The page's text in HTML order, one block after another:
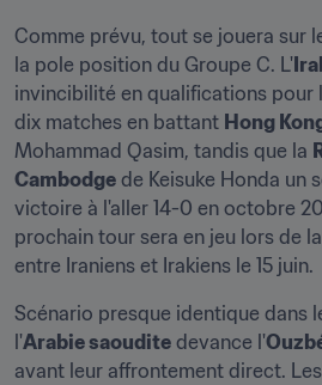
Comme prévu, tout se jouera sur
la pole position du Groupe C. L'
invincibilité en qualifications pour
dix matches en battant Hong
Mohammad Qasim, tandis que la
Cambodge de Keisuke Honda un
victoire à l'aller 14-0 en octobre
prochain tour sera en jeu lors de
entre Iraniens et Irakiens le 15 juin.
Scénario presque identique dans
l'Arabie saoudite devance l'
avant leur affrontement direct.